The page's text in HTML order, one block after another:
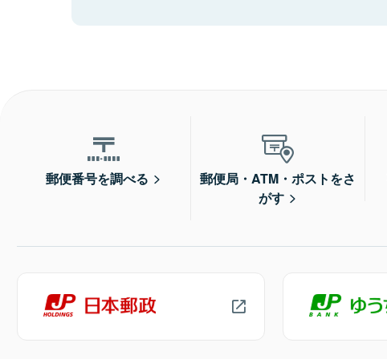
郵便番号を調べる
郵便局・ATM・ポストをさ
がす